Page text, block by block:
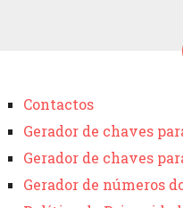
Contactos
Gerador de chaves
Gerador de chaves
Gerador de números